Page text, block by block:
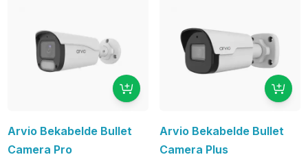
Arvio Bekabelde Bullet
Camera Pro
Arvio Bekabelde Bullet
Camera Plus